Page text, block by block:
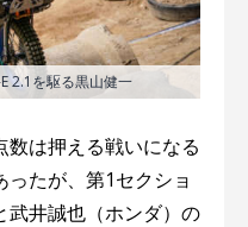
2.1を駆る黒山健一
は押える戦いになる
たが、第1セクショ
武井誠也（ホンダ）の